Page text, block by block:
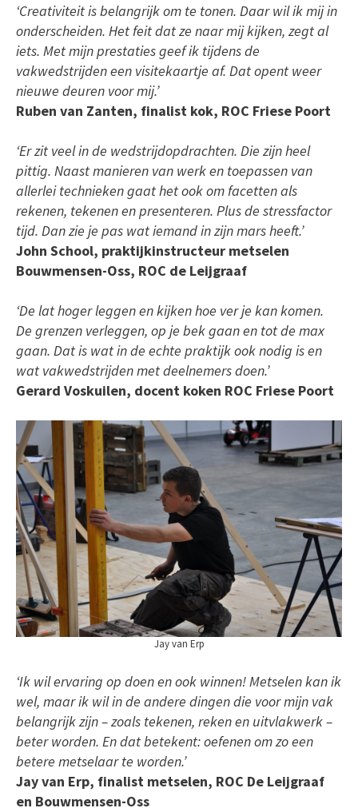
‘Creativiteit is belangrijk om te tonen. Daar wil ik mij in
onderscheiden. Het feit dat ze naar mij kijken, zegt al
iets. Met mijn prestaties geef ik tijdens de
vakwedstrijden een visitekaartje af. Dat opent weer
nieuwe deuren voor mij.’
Ruben van Zanten, finalist kok, ROC Friese Poort
‘Er zit veel in de wedstrijdopdrachten. Die zijn heel
pittig. Naast manieren van werk en toepassen van
allerlei technieken gaat het ook om facetten als
rekenen, tekenen en presenteren. Plus de stressfactor
tijd. Dan zie je pas wat iemand in zijn mars heeft.’
John School, praktijkinstructeur metselen
Bouwmensen-Oss, ROC de Leijgraaf
‘De lat hoger leggen en kijken hoe ver je kan komen.
De grenzen verleggen, op je bek gaan en tot de max
gaan. Dat is wat in de echte praktijk ook nodig is en
wat vakwedstrijden met deelnemers doen.’
Gerard Voskuilen, docent koken ROC Friese Poort
Jay van Erp
‘Ik wil ervaring op doen en ook winnen! Metselen kan ik
wel, maar ik wil in de andere dingen die voor mijn vak
belangrijk zijn – zoals tekenen, reken en uitvlakwerk –
beter worden. En dat betekent: oefenen om zo een
betere metselaar te worden.’
Jay van Erp, finalist metselen, ROC De Leijgraaf
en Bouwmensen-Oss